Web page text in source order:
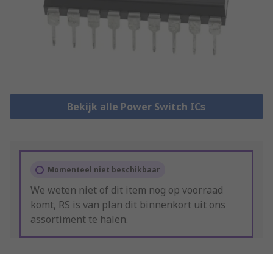
Bekijk alle Power Switch ICs
Momenteel niet beschikbaar
We weten niet of dit item nog op voorraad
komt, RS is van plan dit binnenkort uit ons
assortiment te halen.